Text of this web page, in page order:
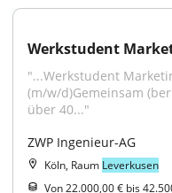
Werkstudent
"...Werkstudent
(m/w/d)Gemeinsam
über 40..."
ZWP Ingenieur-AG
Köln, Raum Leverkusen
Von 22.000,00 € bis